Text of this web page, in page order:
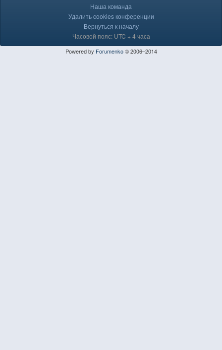
Наша команда
Удалить cookies конференции
Вернуться к началу
Часовой пояс: UTC + 4 часа
Powered by Forumenko© 2006–2014